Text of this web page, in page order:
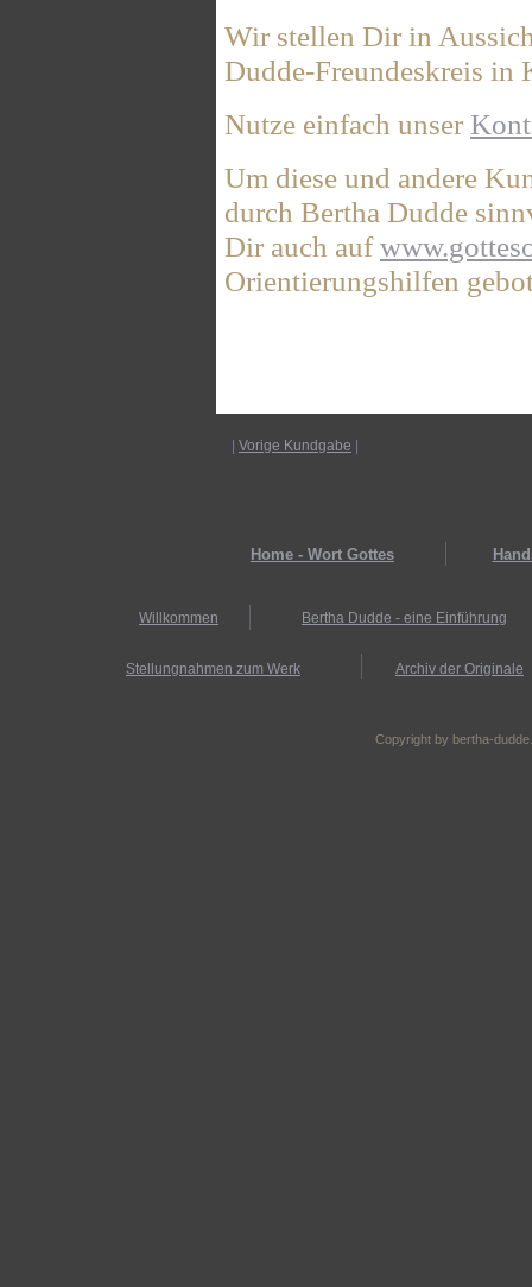
Wir stellen Dir in
Dudde-Freundeskreis in
Nutze einfach unser
Um diese und andere
durch Bertha Dudde
Dir auch auf
Orientierungshilfen
Vorige Kundgabe
Home - Wort Gottes
Willkommen Bertha Dudde - eine Einführung
Stellungnahmen zum Werk Archiv der Originale
Copyright by bertha-